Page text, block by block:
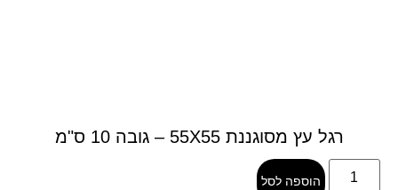
רגל עץ מסוגננת 55X55 – גובה 10 ס"מ
הוספה לסל